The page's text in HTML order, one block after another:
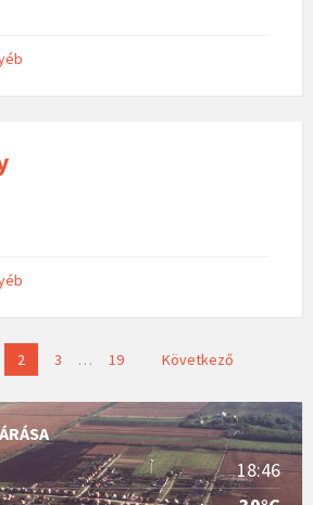
2 3 … 19 Következő
18:46